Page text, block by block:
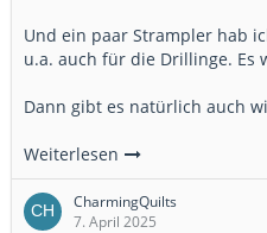
Und ein paar Strampler hab
u.a. auch für die Drillinge. Es
Dann gibt es natürlich auch
Weiterlesen
CharmingQuilts
7. April 2025